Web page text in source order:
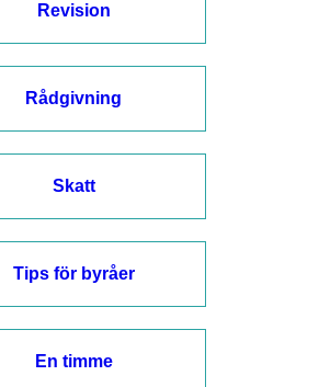
Revision
Rådgivning
Skatt
Tips för byråer
En timme